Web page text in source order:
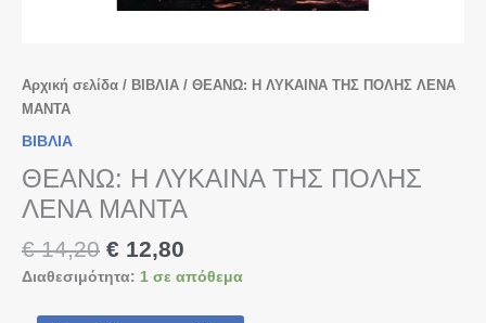
Αρχική σελίδα / ΒΙΒΛΙΑ / ΘΕΑΝΩ: Η ΛΥΚΑΙΝΑ ΤΗΣ ΠΟΛΗΣ ΛΕΝΑ
ΜΑΝΤΑ
ΒΙΒΛΙΑ
ΘΕΑΝΩ: Η ΛΥΚΑΙΝΑ ΤΗΣ ΠΟΛΗΣ
ΛΕΝΑ ΜΑΝΤΑ
€14,20 € 12,80
Διαθεσιμότητα: 1 σε απόθεμα